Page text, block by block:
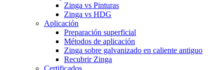
Zinga vs Pinturas
Zinga vs HDG
Aplicación
Preparación superficial
Métodos de aplicación
Zinga sobre galvanizado en caliente antiguo
Recubrir Zinga
Certificados